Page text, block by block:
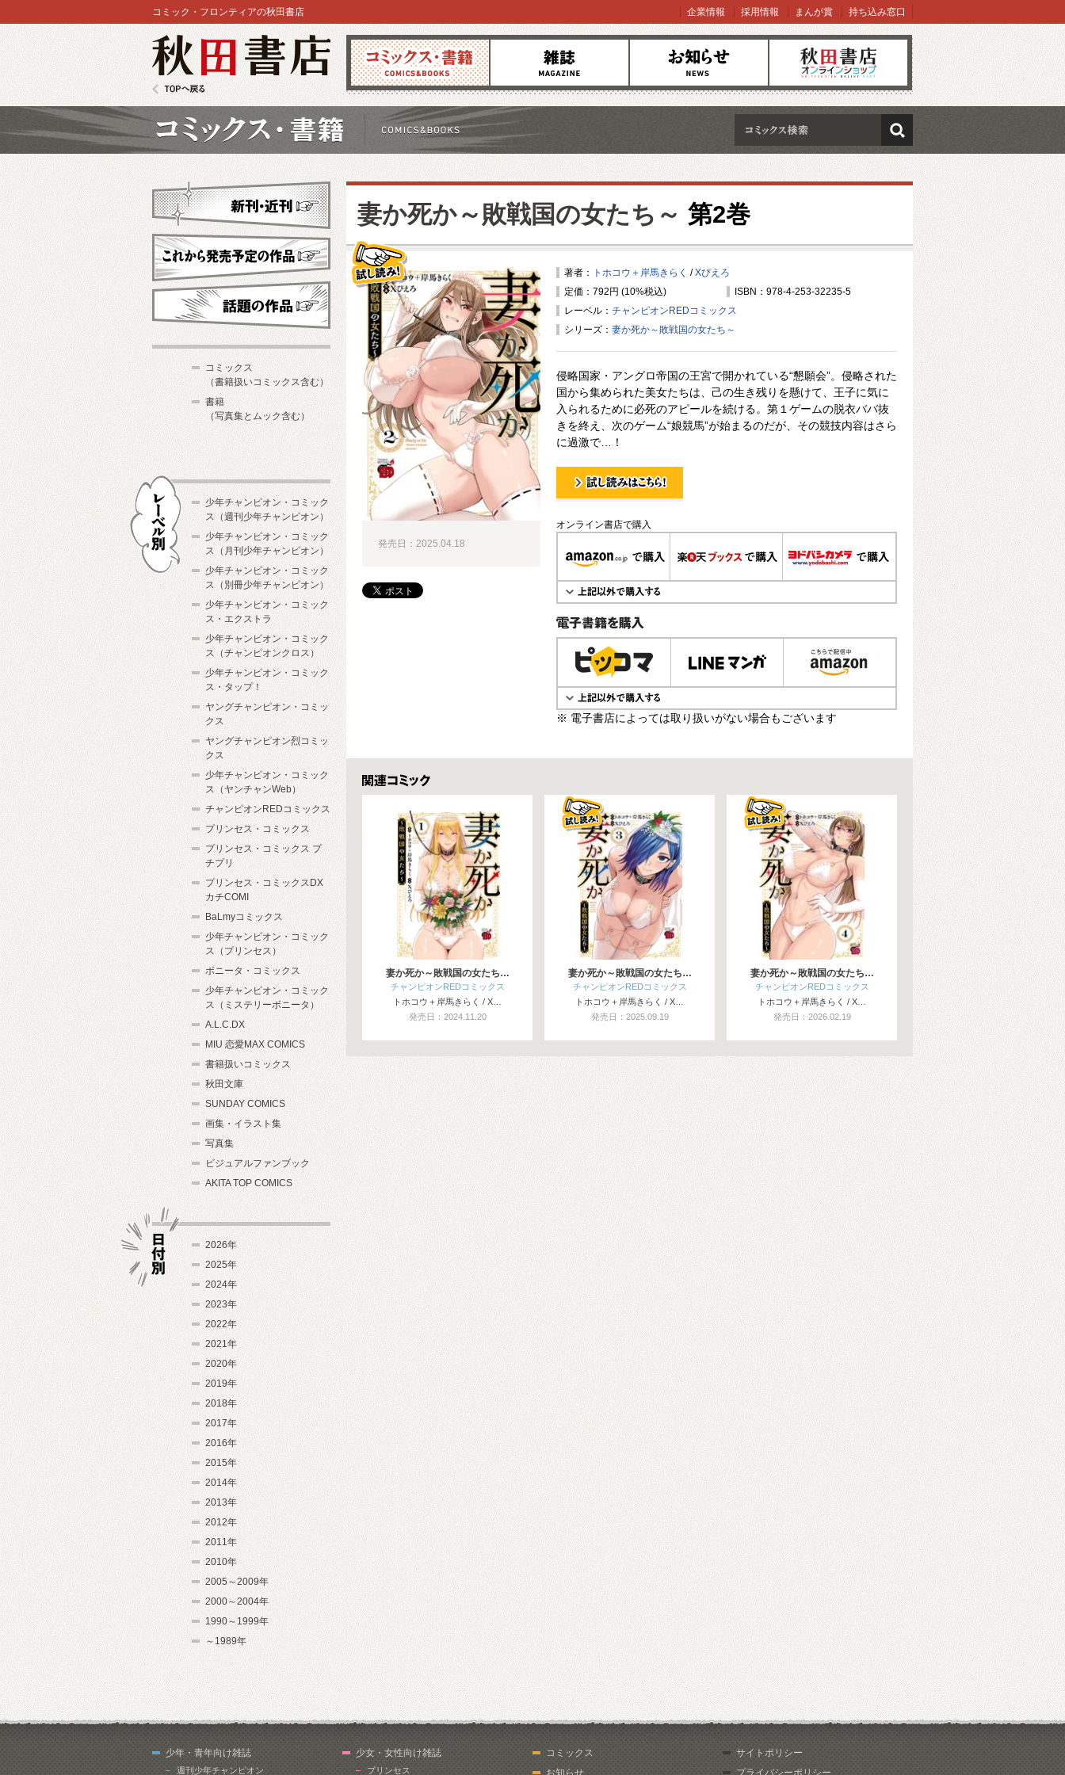
コミックス 雑誌 お知らせ オンラインショップ
コミック・フロンティアの秋田書店 企業情報 採用情報 まんが賞 持ち込み窓口
検索
妻か死か～敗戦国の女たち～ 第2巻
著者： トホコウ＋岸馬きらく /Xぴえろ
定価：792円 (10%税込)
ISBN：978-4-253-32235-5
レーベル： チャンピオンREDコミックス
シリーズ： 妻か死か～敗戦国の女たち～
侵略国家・アングロ帝国の王宮で開かれている“懇願会”。侵略された
国から集められた美女たちは、己の生き残りを懸けて、王子に気に
入られるために必死のアピールを続ける。第１ゲームの脱衣ババ抜
きを終え、次のゲーム“娘競馬”が始まるのだが、その競技内容はさら
に過激で…！
試し読み！
オンライン書店で購入
電子書籍で購入
※ 電子書店によっては取り扱いがない場合もございます
発売日：2025.04.18
関連コミックス
妻か死か～敗戦国の女たち…
チャンピオンREDコミックス
トホコウ＋岸馬きらく / X…
発売日：2024.11.20
妻か死か～敗戦国の女たち…
チャンピオンREDコミックス
トホコウ＋岸馬きらく / X…
発売日：2025.09.19
妻か死か～敗戦国の女たち…
チャンピオンREDコミックス
トホコウ＋岸馬きらく / X…
発売日：2026.02.19
新刊・近刊
これから発売予定
コミックス
（書籍扱いコミックス含む）
書籍
（写真集とムック含む）
少年チャンピオン・コミック
ス（週刊少年チャンピオン）
少年チャンピオン・コミック
ス（月刊少年チャンピオン）
少年チャンピオン・コミック
ス（別冊少年チャンピオン）
少年チャンピオン・コミック
ス・エクストラ
少年チャンピオン・コミック
ス（チャンピオンクロス）
少年チャンピオン・コミック
ス・タップ！
ヤングチャンピオン・コミッ
クス
ヤングチャンピオン烈コミッ
クス
少年チャンピオン・コミック
ス（ヤンチャンWeb）
チャンピオンREDコミックス
プリンセス・コミックス
プリンセス・コミックス プ
チプリ
プリンセス・コミックスDX
カチCOMI
BaLmyコミックス
少年チャンピオン・コミック
ス（プリンセス）
ボニータ・コミックス
少年チャンピオン・コミック
ス（ミステリーボニータ）
A.L.C.DX
MIU 恋愛MAX COMICS
書籍扱いコミックス
秋田文庫
SUNDAY COMICS
画集・イラスト集
写真集
ビジュアルファンブック
AKITA TOP COMICS
2026年
2025年
2024年
2023年
2022年
2021年
2020年
2019年
2018年
2017年
2016年
2015年
2014年
2013年
2012年
2011年
2010年
2005～2009年
2000～2004年
1990～1999年
～1989年
少年・青年向け雑誌
週刊少年チャンピオン
少女・女性向け雑誌
プリンセス
コミックス
お知らせ
サイトポリシー
プライバシーポリシー